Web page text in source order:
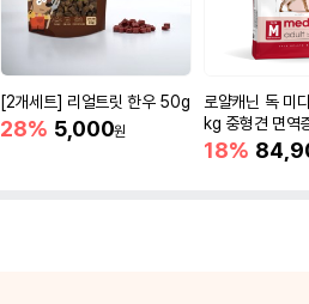
[2개세트] 리얼트릿 한우 50g
28% 5,000원
로얄캐닌 독 미
kg 중형견 면역
18%